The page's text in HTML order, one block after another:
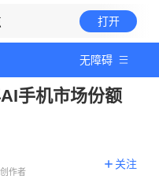
打开
无障碍
手机市场份额
作者
关注